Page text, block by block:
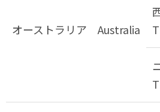
オーストラリア Australia